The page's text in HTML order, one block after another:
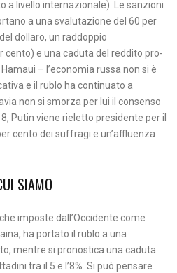
a livello internazionale). Le sanzioni
a una svalutazione del 60 per
dollaro, un raddoppio
cento) e una caduta del reddito pro-
– l’economia russa non si è
e il rublo ha continuato a
non si smorza per lui il consenso
Putin viene rieletto presidente per il
cento dei suffragi e un’affluenza
SIAMO
imposte dall’Occidente come
ha portato il rublo a una
mentre si pronostica una caduta
tra il 5 e l’8%. Si può pensare